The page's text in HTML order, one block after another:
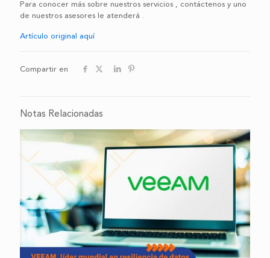
Para conocer más sobre nuestros servicios , contáctenos y uno
de nuestros asesores le atenderá .
Artículo original aquí
Compartir en
Notas Relacionadas